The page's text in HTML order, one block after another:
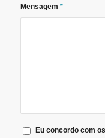
Mensagem *
Eu concordo com